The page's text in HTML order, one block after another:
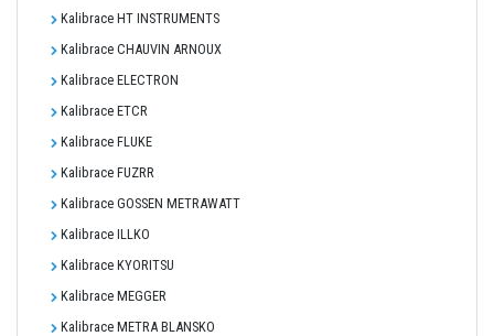
Kalibrace HT INSTRUMENTS
Kalibrace CHAUVIN ARNOUX
Kalibrace ELECTRON
Kalibrace ETCR
Kalibrace FLUKE
Kalibrace FUZRR
Kalibrace GOSSEN METRAWATT
Kalibrace ILLKO
Kalibrace KYORITSU
Kalibrace MEGGER
Kalibrace METRA BLANSKO